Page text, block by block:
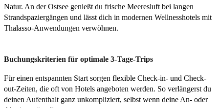
Natur. An der Ostsee genießt du frische Meeresluft bei langen
Strandspaziergängen und lässt dich in modernen Wellnesshotels mit
Thalasso-Anwendungen verwöhnen.
Buchungskriterien für optimale 3-Tage-Trips
Für einen entspannten Start sorgen flexible Check-in- und Check-
out-Zeiten, die oft von Hotels angeboten werden. So verlängerst du
deinen Aufenthalt ganz unkompliziert, selbst wenn deine An- oder